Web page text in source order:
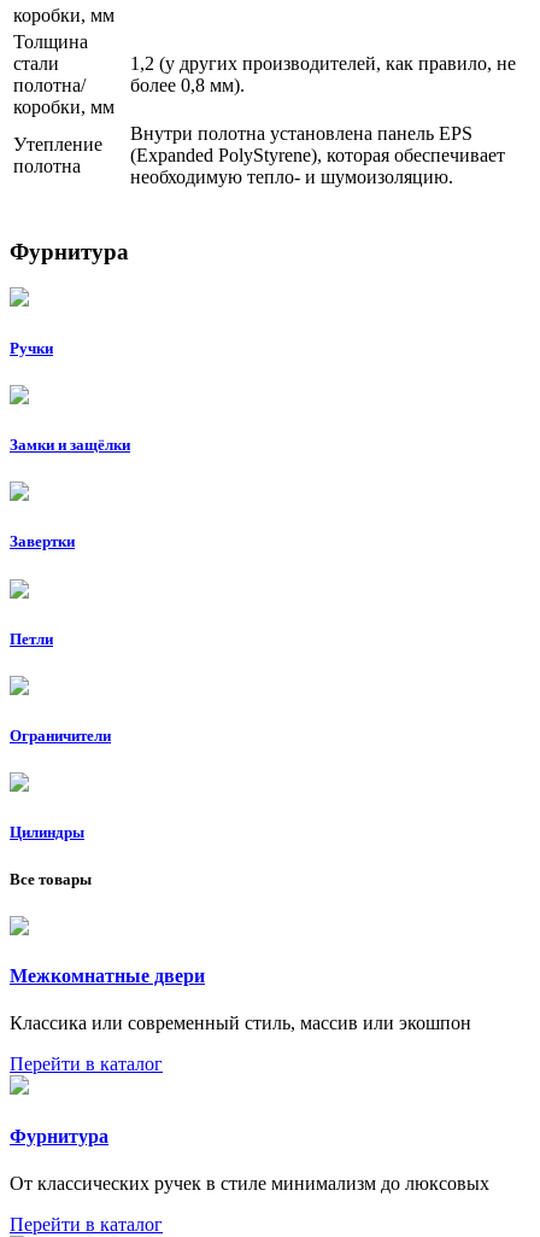
коробки, мм
Толщина
стали
полотна/
коробки, мм
1,2 (у других производителей, как правило, не
более 0,8 мм).
Утепление
полотна
Внутри полотна установлена панель EPS
(Expanded PolyStyrene), которая обеспечивает
необходимую тепло- и шумоизоляцию.
Фурнитура
Ручки
Замки и защёлки
Завертки
Петли
Ограничители
Цилиндры
Все товары
Межкомнатные двери
Классика или современный стиль, массив или экошпон
Перейти в каталог
Фурнитура
От классических ручек в стиле минимализм до люксовых
Перейти в каталог